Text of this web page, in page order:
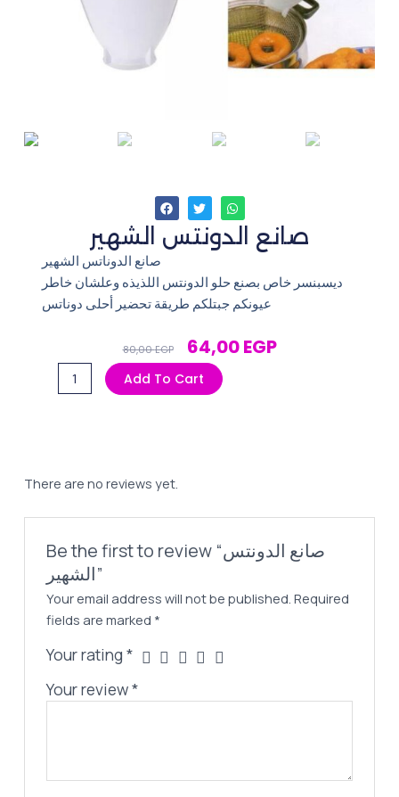
صانع الدونتس الشهير
صانع الدوناتس الشهير
ديسبنسر خاص بصنع حلو الدونتس اللذيذه وعلشان خاطر
عيونكم جبتلكم طريقة تحضير أحلى دوناتس
80,00EGP Original
Price
Was:
64,00EGPCurrent
الدونتس
Add To Cart
There are no reviews yet.
Be the first to review “صانع الدونتس
الشهير”
Your email address will not be published. Required
fields are marked *
Your rating*
Your review*